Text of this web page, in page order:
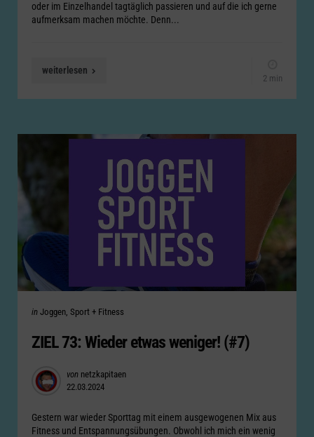
oder im Einzelhandel tagtäglich passieren und auf die ich gerne
aufmerksam machen möchte. Denn...
weiterlesen
2 min
Categories
Posted
in Joggen, Sport + Fitness
ZIEL 73: Wieder etwas weniger! (#7)
Posted
by
von netzkapitaen
22.03.2024
Gestern war wieder Sporttag mit einem ausgewogenen Mix aus
Fitness und Entspannungsübungen. Obwohl ich mich ein wenig